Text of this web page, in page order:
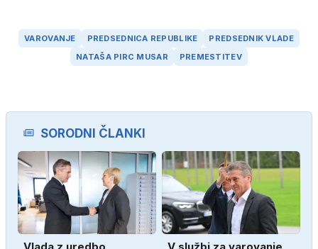
VAROVANJE PREDSEDNICA REPUBLIKE
PREDSEDNIK VLADE
NATAŠA PIRC MUSAR
PREMESTITEV
SORODNI ČLANKI